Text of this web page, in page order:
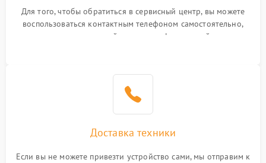
Для того, чтобы обратиться в сервисный центр, вы можете
воспользоваться контактным телефоном самостоятельно,
или оставить свой номер телефона на сайте
Доставка техники
Если вы не можете привезти устройство сами, мы отправим к